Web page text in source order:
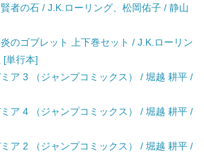
者の石 / J.K.ローリング、松岡佑子 / 静山
のゴブレット 上下巻セット / J.K.ローリン
[単行本]
ア 3 （ジャンプコミックス） / 堀越 耕平 /
ア 4 （ジャンプコミックス） / 堀越 耕平 /
ア 2 （ジャンプコミックス） / 堀越 耕平 /